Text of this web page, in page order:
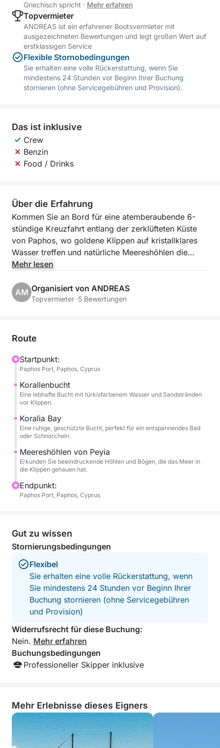
Griechisch spricht · Mehr erfahren
Topvermieter
ANDREAS ist ein erfahrener Bootsvermieter mit
ausgezeichneten Bewertungen und legt großen Wert auf
erstklassigen Service
Flexible Stornobedingungen
Sie erhalten eine volle Rückerstattung, wenn Sie
mindestens 24 Stunden vor Beginn Ihrer Buchung
stornieren (ohne Servicegebühren und Provision).
Das ist inklusive
Crew
Benzin
Food / Drinks
Über die Erfahrung
Kommen Sie an Bord für eine atemberaubende 6-
stündige Kreuzfahrt entlang der zerklüfteten Küste
von Paphos, wo goldene Klippen auf kristallklares
Wasser treffen und natürliche Meereshöhlen die
Geheimnisse des Meeres bergen. Diese
Entspannung mit einem Hauch von Abenteuer –
perfekt für alle, die Zypern jenseits des Strandes
Vom Hafen von Paphos aus segeln Sie nordwestlich,
mittelalterlichen Burg. Das Boot gleitet in Richtung
Coral Bay, einem beliebten Sandstrand mit
türkisfarbenem Wasser und dramatischen
Felsformationen. Kurz darauf erreichen Sie die
Koralia Bay, wo Sie Ihren ersten Badestopp einlegen
– eine unberührte, geschützte Bucht, die sich perfekt
zum Schwimmen, Schnorcheln oder einfach zum
Während die Küste wilder wird, nähern Sie sich den
Wellen Tunnel und Bögen in die Kalksteinfelsen
gegraben haben. Hier ankern Sie erneut für einen
schnorcheln.
An Bord können Sie Speisen und Getränke kaufen,
darunter lokale Spezialitäten und erfrischende
Cocktails für zwischendurch. Es gibt schattige
Sitzgelegenheiten und offene Sonnendecks, sodass
Sie sich beim Sonnenbaden oder Entspannen in der
frischen Brise entspannen können.
Das Besondere an dieser Kreuzfahrt ist die
Kombination aus ruhigen Badestellen, berühmten
Sehenswürdigkeiten und Naturwundern – und das
stündigen Reise. Sie erkunden sowohl belebte als
auch versteckte Ecken der Küste, ohne sich jemals
gehetzt zu fühlen.
Von friedlichen Buchten bis hin zu geologischen
Mehr lesen
AM Organisiert von ANDREAS
Topvermieter ·5 Bewertungen
Route
Startpunkt:
Paphos Port, Paphos, Cyprus
Korallenbucht
Eine lebhafte Bucht mit türkisfarbenem Wasser und Sandstränden
vor Klippen.
Koralia Bay
Eine ruhige, geschützte Bucht, perfekt für ein entspannendes Bad
oder Schnorcheln.
Meereshöhlen von Peyia
Erkunden Sie beeindruckende Höhlen und Bögen, die das Meer in
die Klippen gehauen hat.
Endpunkt:
Paphos Port, Paphos, Cyprus
Gut zu wissen
Stornierungsbedingungen
Flexibel
Sie erhalten eine volle Rückerstattung, wenn
Sie mindestens 24 Stunden vor Beginn Ihrer
Buchung stornieren (ohne Servicegebühren
und Provision)
Widerrufsrecht für diese Buchung:
Nein. Mehr erfahren
Buchungsbedingungen
Professioneller Skipper inklusive
Mehr Erlebnisse dieses Eigners